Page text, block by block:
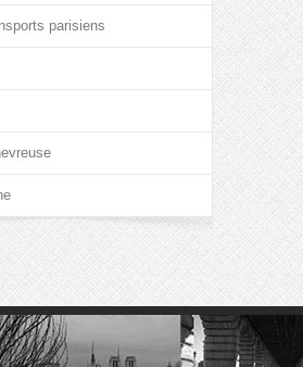
parisiens